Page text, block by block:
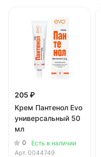
205 ₽
Крем Пантенол Evo
универсальный 50
мл
0
Есть в наличии
Арт. 0044749